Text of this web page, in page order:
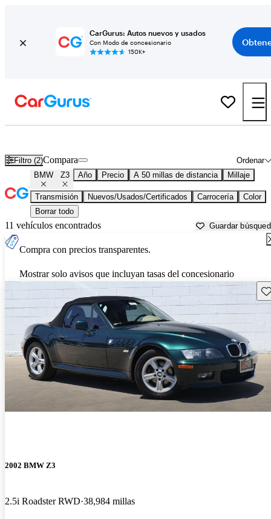
CarGurus: Autos nuevos y usados
Con Modo de concesionario
150K+
Filtro (2) Ordenar
Compara
BMW Z3 Año Precio A 50 millas de distancia Millaje
Transmisión Nuevos/Usados/Certificados Carrocería
Color
Borrar todo
11 vehículos encontrados Guardar
Compra con precios transparentes.
Mostrar solo avisos que incluyan tasas del concesionario
2002 BMW Z3
2.5i Roadster RWD 38,984 millas